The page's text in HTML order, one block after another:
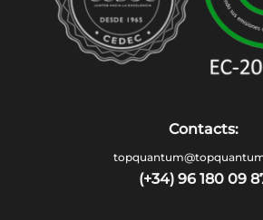
Contacts:
(+34) 96 180 09